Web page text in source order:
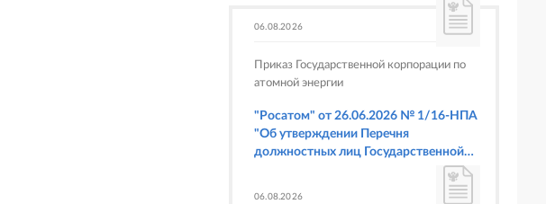
06.08.2026
Приказ Государственной корпорации по
атомной энергии
"Росатом" от 26.06.2026 № 1/16-НПА
"Об утверждении Перечня
должностных лиц Государственной
корпорации по атомной энергии
06.08.2026